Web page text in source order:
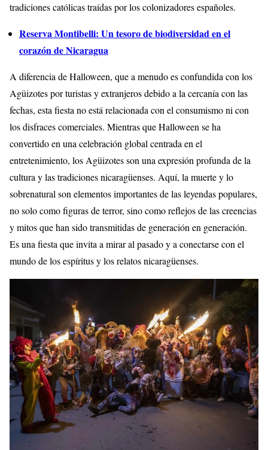
tradiciones católicas traídas por los colonizadores españoles.
Reserva Montibelli: Un tesoro de biodiversidad en el
corazón de Nicaragua
A diferencia de Halloween, que a menudo es confundida con los
Agüizotes por turistas y extranjeros debido a la cercanía con las
fechas, esta fiesta no está relacionada con el consumismo ni con
los disfraces comerciales. Mientras que Halloween se ha
convertido en una celebración global centrada en el
entretenimiento, los Agüizotes son una expresión profunda de la
cultura y las tradiciones nicaragüenses. Aquí, la muerte y lo
sobrenatural son elementos importantes de las leyendas populares,
no solo como figuras de terror, sino como reflejos de las creencias
y mitos que han sido transmitidas de generación en generación.
Es una fiesta que invita a mirar al pasado y a conectarse con el
mundo de los espíritus y los relatos nicaragüenses.